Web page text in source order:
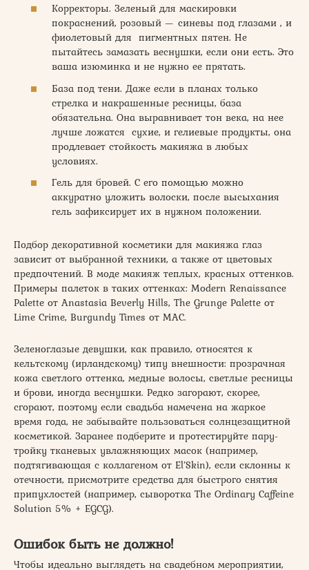
Корректоры. Зеленый для маскировки
покраснений, розовый — синевы под глазами , и
фиолетовый для пигментных пятен. Не
пытайтесь замазать веснушки, если они есть. Это
ваша изюминка и не нужно ее прятать.
База под тени. Даже если в планах только
стрелка и накрашенные ресницы, база
обязательна. Она выравнивает тон века, на нее
лучше ложатся сухие, и гелиевые продукты, она
продлевает стойкость макияжа в любых
условиях.
Гель для бровей. С его помощью можно
аккуратно уложить волоски, после высыхания
гель зафиксирует их в нужном положении.
Подбор декоративной косметики для макияжа глаз
зависит от выбранной техники, а также от цветовых
предпочтений. В моде макияж теплых, красных оттенков.
Примеры палеток в таких оттенках: Modern Renaissance
Palette от Anastasia Beverly Hills, The Grunge Palette от
Lime Crime, Burgundy Times от МАС.
Зеленоглазые девушки, как правило, относятся к
кельтскому (ирландскому) типу внешности: прозрачная
кожа светлого оттенка, медные волосы, светлые ресницы
и брови, иногда веснушки. Редко загорают, скорее,
сгорают, поэтому если свадьба намечена на жаркое
время года, не забывайте пользоваться солнцезащитной
косметикой. Заранее подберите и протестируйте пару-
тройку тканевых увлажняющих масок (например,
подтягивающая с коллагеном от El’Skin), если склонны к
отечности, присмотрите средства для быстрого снятия
припухлостей (например, сыворотка The Ordinary Caffeine
Solution 5% + EGCG).
Ошибок быть не должно!
Чтобы идеально выглядеть на свадебном мероприятии,